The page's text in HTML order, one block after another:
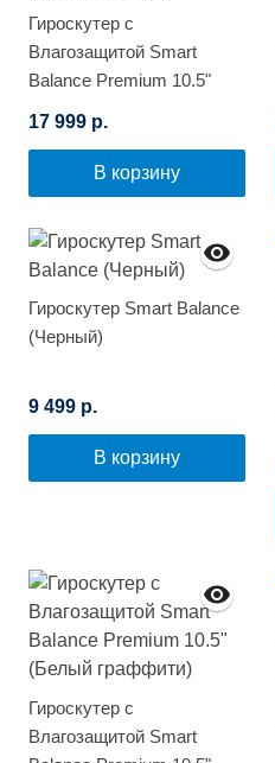
Гироскутер с
Влагозащитой Smart
Balance Premium 10.5"
17 999 р.
В корзину
Гироскутер Smart Balance
(Черный)
9 499 р.
В корзину
Гироскутер с
Влагозащитой Smart